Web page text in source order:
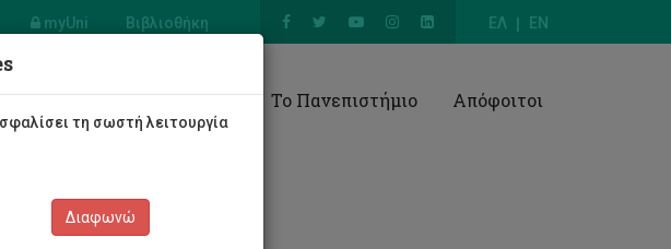
ΕΛ EN
myUni Βιβλιοθήκη
Σπουδές Έρευνα Το Πανεπιστήμιο Απόφοιτοι
τη σωστή λειτουργία
Διαφωνώ